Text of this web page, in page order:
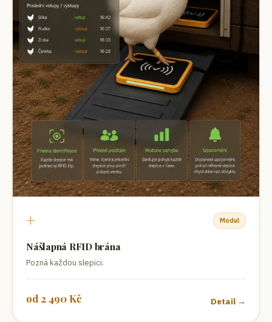
+ Modul
Nášlapná RFID brána
Pozná každou slepici.
od 2 490 Kč Detail →